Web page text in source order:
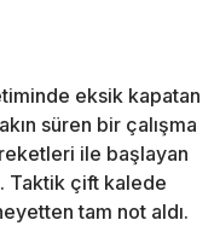
eksik kapatan
süren bir çalışma
ile başlayan
Taktik çift kalede
tam not aldı.